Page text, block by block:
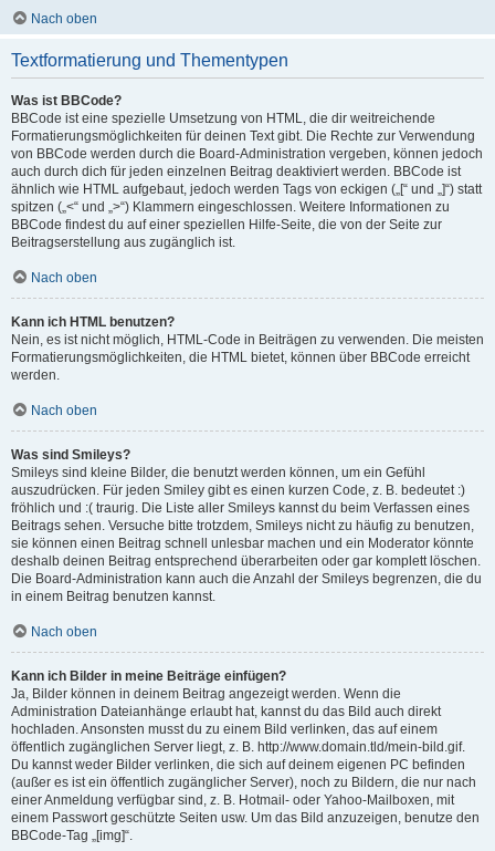
Nach oben
Textformatierung und Thementypen
Was ist BBCode?
BBCode ist eine spezielle Umsetzung von HTML, die dir weitreichende
Formatierungsmöglichkeiten für deinen Text gibt. Die Rechte zur Verwendung
von BBCode werden durch die Board-Administration vergeben, können jedoch
auch durch dich für jeden einzelnen Beitrag deaktiviert werden. BBCode ist
ähnlich wie HTML aufgebaut, jedoch werden Tags von eckigen („[“ und „]“) statt
spitzen („<“ und „>“) Klammern eingeschlossen. Weitere Informationen zu
BBCode findest du auf einer speziellen Hilfe-Seite, die von der Seite zur
Beitragserstellung aus zugänglich ist.
Nach oben
Kann ich HTML benutzen?
Nein, es ist nicht möglich, HTML-Code in Beiträgen zu verwenden. Die meisten
Formatierungsmöglichkeiten, die HTML bietet, können über BBCode erreicht
werden.
Nach oben
Was sind Smileys?
Smileys sind kleine Bilder, die benutzt werden können, um ein Gefühl
auszudrücken. Für jeden Smiley gibt es einen kurzen Code, z. B. bedeutet :)
fröhlich und :( traurig. Die Liste aller Smileys kannst du beim Verfassen eines
Beitrags sehen. Versuche bitte trotzdem, Smileys nicht zu häufig zu benutzen,
sie können einen Beitrag schnell unlesbar machen und ein Moderator könnte
deshalb deinen Beitrag entsprechend überarbeiten oder gar komplett löschen.
Die Board-Administration kann auch die Anzahl der Smileys begrenzen, die du
in einem Beitrag benutzen kannst.
Nach oben
Kann ich Bilder in meine Beiträge einfügen?
Ja, Bilder können in deinem Beitrag angezeigt werden. Wenn die
Administration Dateianhänge erlaubt hat, kannst du das Bild auch direkt
hochladen. Ansonsten musst du zu einem Bild verlinken, das auf einem
öffentlich zugänglichen Server liegt, z. B. http://www.domain.tld/mein-bild.gif.
Du kannst weder Bilder verlinken, die sich auf deinem eigenen PC befinden
(außer es ist ein öffentlich zugänglicher Server), noch zu Bildern, die nur nach
einer Anmeldung verfügbar sind, z. B. Hotmail- oder Yahoo-Mailboxen, mit
einem Passwort geschützte Seiten usw. Um das Bild anzuzeigen, benutze den
BBCode-Tag „[img]“.